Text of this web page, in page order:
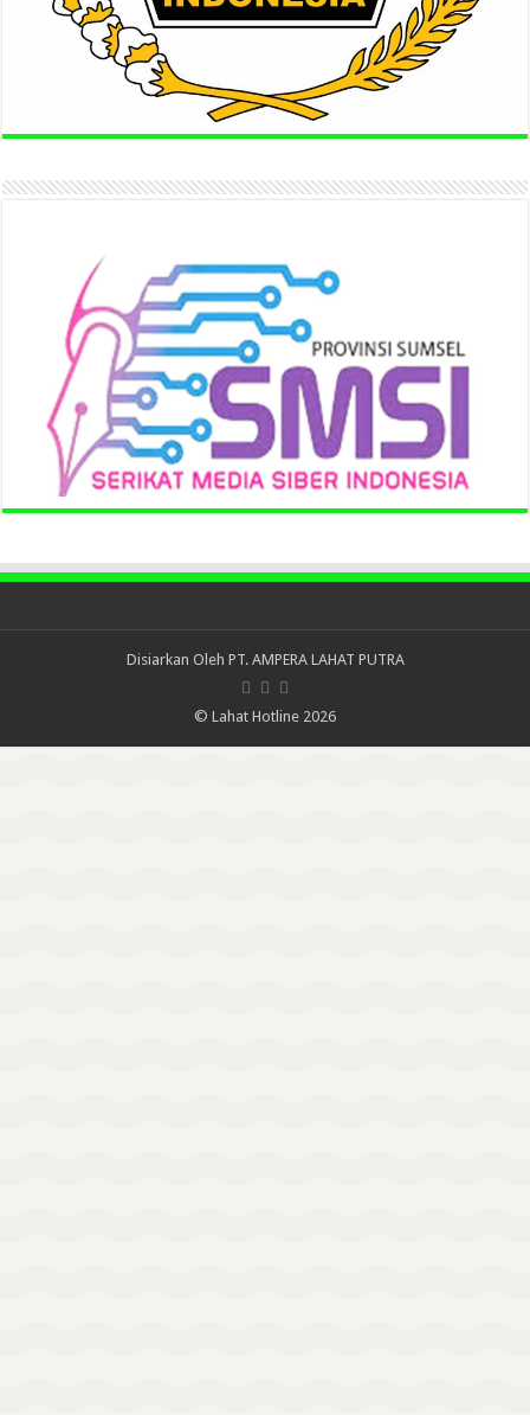
Disiarkan Oleh PT. AMPERA LAHAT PUTRA
© Lahat Hotline 2026